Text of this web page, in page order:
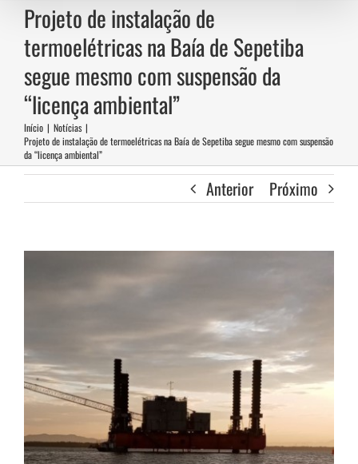
Projeto de instalação de
termoelétricas na Baía de Sepetiba
segue mesmo com suspensão da
“licença ambiental”
Início | Notícias |
Projeto de instalação de termoelétricas na Baía de Sepetiba segue mesmo com suspensão
da “licença ambiental”
Anterior Próximo